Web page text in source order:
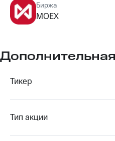
Биржа
MOEX
Тикер
Тип акции